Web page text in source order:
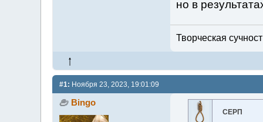
но в
Творческая
#1: Ноября 23, 2023, 19:01:09
Bingo
СЕРП